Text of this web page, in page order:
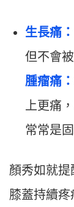
生長痛：
但不會
腫瘤痛：
上更痛
常常是
顏秀如就提
膝蓋持續